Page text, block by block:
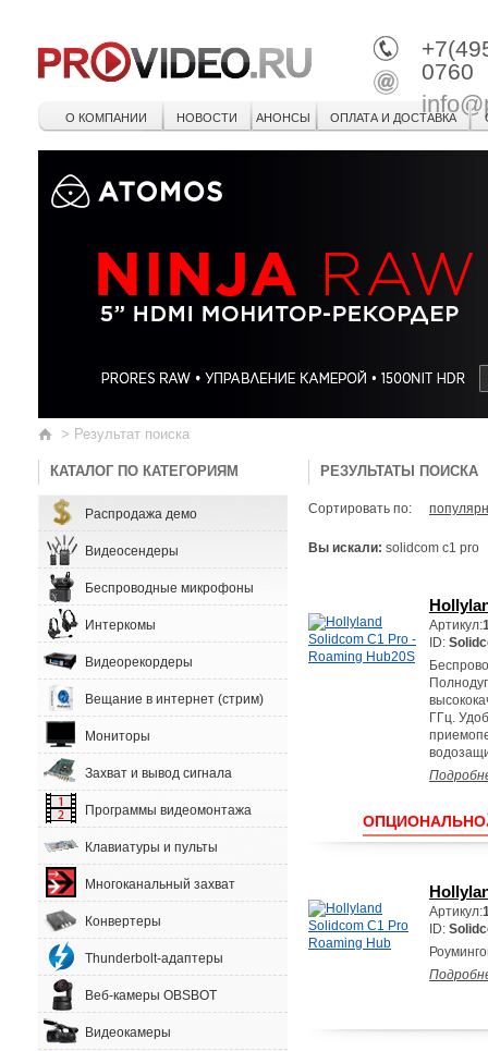
0760
О КОМПАНИИ НОВОСТИ АНОНСЫ ОПЛАТА И ДОСТАВКА
> Результат поиска
КАТАЛОГ ПО КАТЕГОРИЯМ
Распродажа демо
Видеосендеры
Беспроводные микрофоны
Интеркомы
Видеорекордеры
Вещание в интернет (стрим)
Мониторы
Захват и вывод сигнала
Программы видеомонтажа
Клавиатуры и пульты
Многоканальный захват
Конвертеры
Thunderbolt-адаптеры
Веб-камеры OBSBOT
Видеокамеры
РЕЗУЛЬТАТЫ ПОИСКА
Сортировать по:
Вы искали: solidcom c1 pro
Артикул:
ID:
ГГц.
ОПЦИОНАЛЬНО
Артикул:
ID: